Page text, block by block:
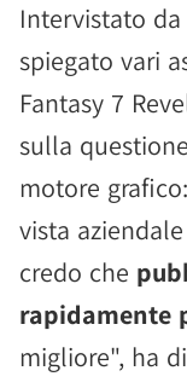
Intervistato da
spiegato vari
Fantasy 7
sulla
motore
vista
credo che
rapidamente
migliore", ha